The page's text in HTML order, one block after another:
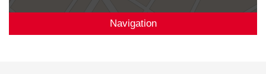
Navigation